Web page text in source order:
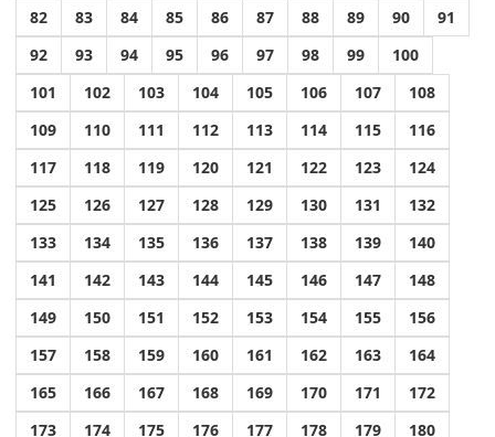
82
83 84 85 86 87 88 89 90
91
92
93 94 95 96 97 98 99
100
101
102 103 104 105 106 107
108
109
110 111 112 113 114 115
116
117
118 119 120 121 122 123
124
125
126 127 128 129 130 131
132
133
134 135 136 137 138 139
140
141
142 143 144 145 146 147
148
149
150 151 152 153 154 155
156
157
158 159 160 161 162 163
164
165
166 167 168 169 170 171
172
173
174 175 176 177 178 179 180